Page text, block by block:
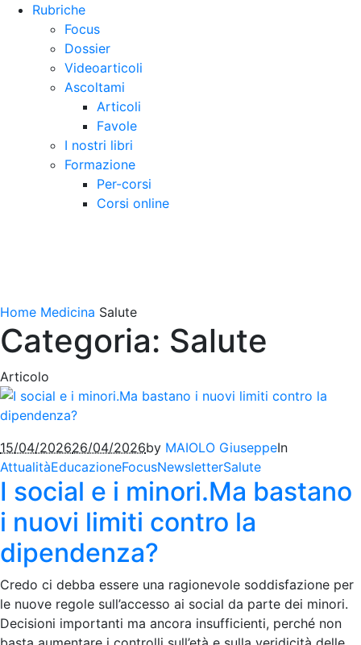
Rubriche
Focus
Dossier
Videoarticoli
Ascoltami
Articoli
Favole
I nostri libri
Formazione
Per-corsi
Corsi online
Home Medicina Salute
Categoria: Salute
Articolo
15/04/202626/04/2026by MAIOLO GiuseppeIn
AttualitàEducazioneFocusNewsletterSalute
I social e i minori.Ma bastano
i nuovi limiti contro la
dipendenza?
Credo ci debba essere una ragionevole soddisfazione per
le nuove regole sull’accesso ai social da parte dei minori.
Decisioni importanti ma ancora insufficienti, perché non